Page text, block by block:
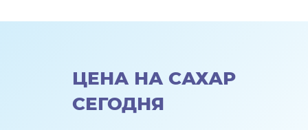
ЦЕНА НА САХАР
СЕГОДНЯ